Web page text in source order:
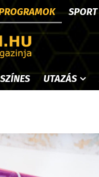
SPORT
SZÍNES UTAZÁS